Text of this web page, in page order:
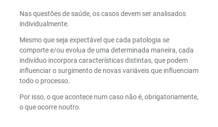
Nas questões de saúde, os casos devem ser analisados
individualmente.
Mesmo que seja expectável que cada patologia se
comporte e/ou evolua de uma determinada maneira, cada
indivíduo incorpora características distintas, que podem
influenciar o surgimento de novas variáveis que influenciam
todo o processo.
Por isso, o que acontece num caso não é, obrigatoriamente,
o que ocorre noutro.